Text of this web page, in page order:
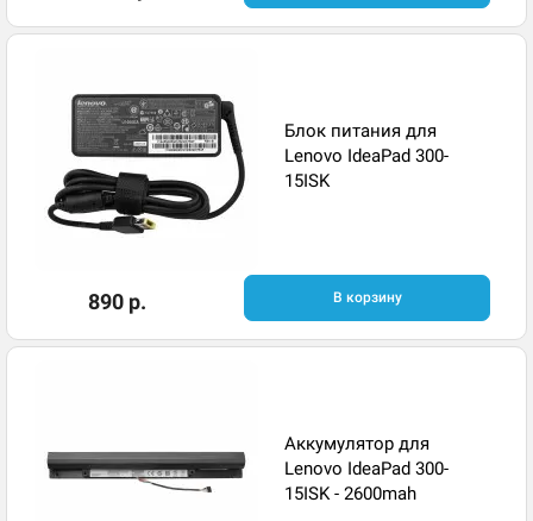
Блок питания для
Lenovo IdeaPad 300-
15ISK
890 р. В корзину
Аккумулятор для
Lenovo IdeaPad 300-
15ISK - 2600mah